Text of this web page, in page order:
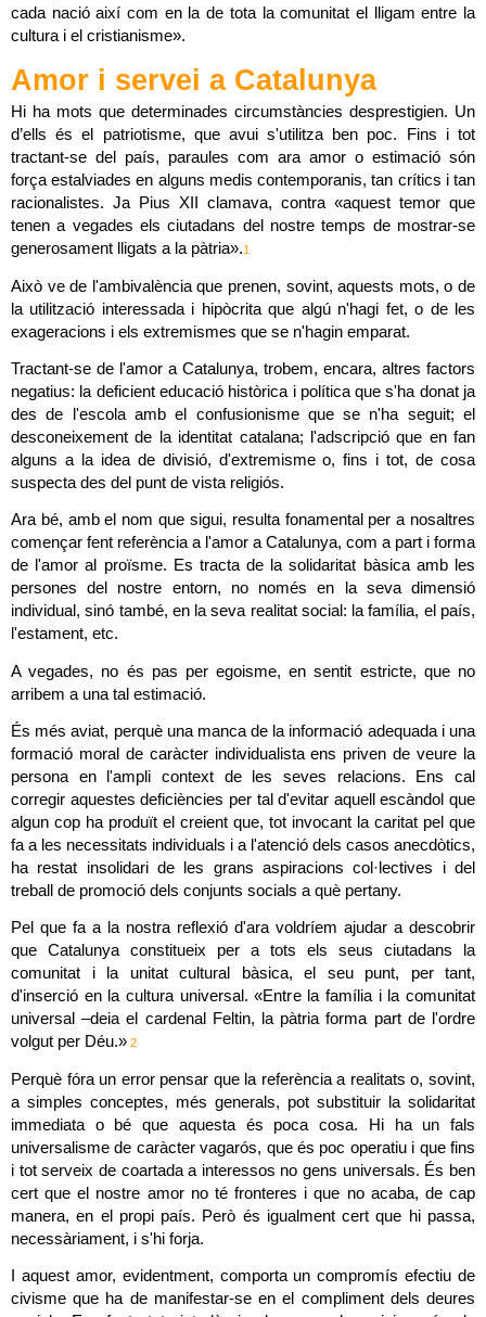
cada nació així com en la de tota la comunitat el lligam entre la
cultura i el cristianisme».
Amor i servei a Catalunya
Hi ha mots que determinades circumstàncies desprestigien. Un
d’ells és el patriotisme, que avui s'utilitza ben poc. Fins i tot
tractant-se del país, paraules com ara amor o estimació són
força estalviades en alguns medis contemporanis, tan crítics i tan
racionalistes. Ja Pius XII clamava, contra «aquest temor que
tenen a vegades els ciutadans del nostre temps de mostrar-se
generosament lligats a la pàtria».1
Això ve de l'ambivalència que prenen, sovint, aquests mots, o de
la utilització interessada i hipòcrita que algú n'hagi fet, o de les
exageracions i els extremismes que se n'hagin emparat.
Tractant-se de l'amor a Catalunya, trobem, encara, altres factors
negatius: la deficient educació històrica i política que s'ha donat ja
des de l'escola amb el confusionisme que se n'ha seguit; el
desconeixement de la identitat catalana; l'adscripció que en fan
alguns a la idea de divisió, d'extremisme o, fins i tot, de cosa
suspecta des del punt de vista religiós.
Ara bé, amb el nom que sigui, resulta fonamental per a nosaltres
començar fent referència a l'amor a Catalunya, com a part i forma
de l'amor al proïsme. Es tracta de la solidaritat bàsica amb les
persones del nostre entorn, no només en la seva dimensió
individual, sinó també, en la seva realitat social: la família, el país,
l'estament, etc.
A vegades, no és pas per egoisme, en sentit estricte, que no
arribem a una tal estimació.
És més aviat, perquè una manca de la informació adequada i una
formació moral de caràcter individualista ens priven de veure la
persona en l'ampli context de les seves relacions. Ens cal
corregir aquestes deficiències per tal d'evitar aquell escàndol que
algun cop ha produït el creient que, tot invocant la caritat pel que
fa a les necessitats individuals i a l'atenció dels casos anecdòtics,
ha restat insolidari de les grans aspiracions col·lectives i del
treball de promoció dels conjunts socials a què pertany.
Pel que fa a la nostra reflexió d'ara voldríem ajudar a descobrir
que Catalunya constitueix per a tots els seus ciutadans la
comunitat i la unitat cultural bàsica, el seu punt, per tant,
d'inserció en la cultura universal. «Entre la família i la comunitat
universal –deia el cardenal Feltin, la pàtria forma part de l'ordre
volgut per Déu.» 2
Perquè fóra un error pensar que la referència a realitats o, sovint,
a simples conceptes, més generals, pot substituir la solidaritat
immediata o bé que aquesta és poca cosa. Hi ha un fals
universalisme de caràcter vagarós, que és poc operatiu i que fins
i tot serveix de coartada a interessos no gens universals. És ben
cert que el nostre amor no té fronteres i que no acaba, de cap
manera, en el propi país. Però és igualment cert que hi passa,
necessàriament, i s'hi forja.
I aquest amor, evidentment, comporta un compromís efectiu de
civisme que ha de manifestar-se en el compliment dels deures